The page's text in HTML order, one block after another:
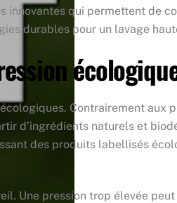
innovantes qui permettent de
durables pour un lavage
Contrairement aux
d’ingrédients naturels et
des produits labellisés
Une pression trop élevée